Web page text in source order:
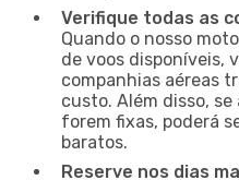
Verifique todas as
Quando o nosso
de voos disponíveis,
companhias aéreas
custo. Além disso,
forem fixas, poderá
baratos.
Reserve nos dias